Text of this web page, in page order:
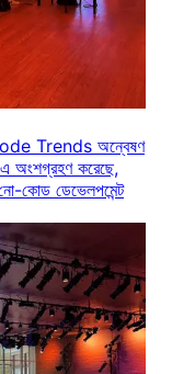
Trends অন্বেষণ
করেছে,
কোড ডেভেলপমেন্ট